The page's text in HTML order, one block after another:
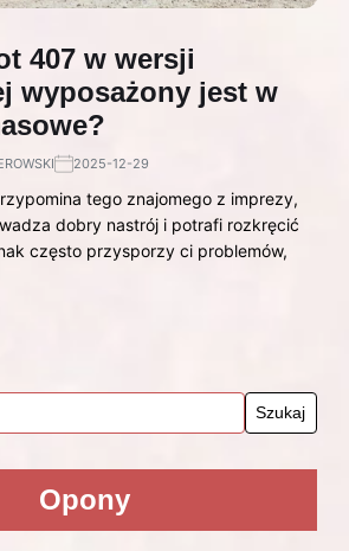
407 w wersji
wyposażony jest w
2025-12-29
tego znajomego z imprezy,
dobry nastrój i potrafi rozkręcić
często przysporzy ci problemów,
Opony